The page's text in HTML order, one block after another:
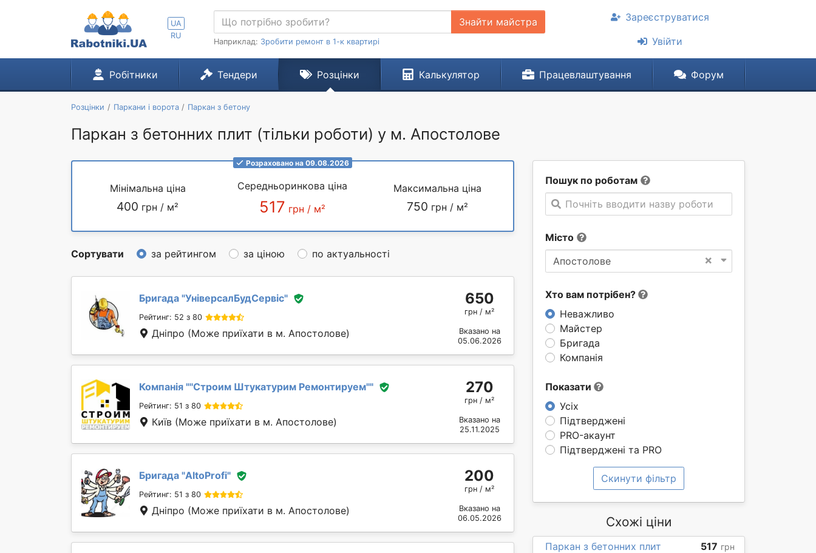
UA
RU
Знайти майстра
Наприклад: Зробити ремонт в 1-к квартирі
Зареєструватися
Увійти
Робітники Тендери Розцінки Калькулятор Працевлаштування Форум
Розцінки Паркани і ворота Паркан з бетону
Паркан з бетонних плит (тільки роботи) у м. Апостолове
Пошук по роботам
Почніть вводити назву роботи
Місто
×
Апостолове
Хто вам потрібен?
Неважливо
Майстер
Бригада
Компанія
Показати
Усіх
Підтверджені
PRO-акаунт
Підтверджені та PRO
Скинути фільтр
Розраховано на 09.08.2026
Мінімальна ціна
400 грн / м²
Середньоринкова ціна
517 грн / м²
Максимальна ціна
750 грн / м²
Сортувати за рейтингом за ціною по актуальності
Бригада "УніверсалБудСервіс"
Рейтинг: 52 з 80
Дніпро (Може приїхати в м. Апостолове)
650
грн / м²
Вказано на
05.06.2026
Компанія "''Строим Штукатурим Ремонтируем''"
Рейтинг: 51 з 80
Київ (Може приїхати в м. Апостолове)
270
грн / м²
Вказано на
25.11.2025
Бригада "AltoProfi"
Рейтинг: 51 з 80
Дніпро (Може приїхати в м. Апостолове)
200
грн / м²
Вказано на
06.05.2026
Схожі ціни
Паркан з бетонних плит
517 грн